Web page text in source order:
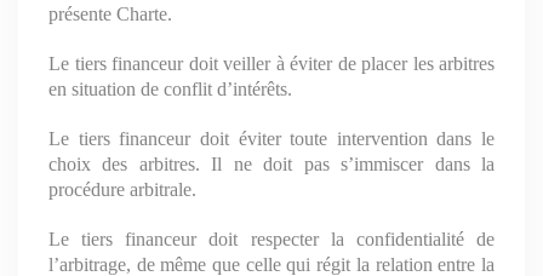
présente Charte.
Le tiers financeur doit veiller à éviter de placer les arbitres
en situation de conflit d’intérêts.
Le tiers financeur doit éviter toute intervention dans le
choix des arbitres. Il ne doit pas s’immiscer dans la
procédure arbitrale.
Le tiers financeur doit respecter la confidentialité de
l’arbitrage, de même que celle qui régit la relation entre la